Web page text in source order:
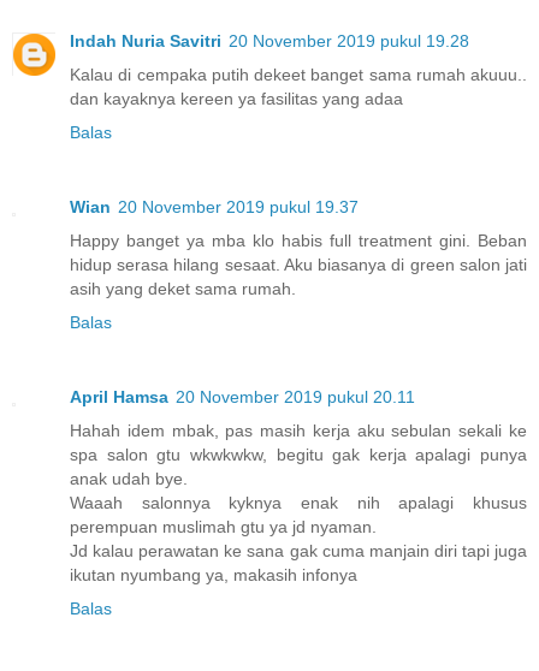
Indah Nuria Savitri 20 November 2019 pukul 19.28
Kalau di cempaka putih dekeet banget sama rumah akuuu..
dan kayaknya kereen ya fasilitas yang adaa
Balas
Wian 20 November 2019 pukul 19.37
Happy banget ya mba klo habis full treatment gini. Beban
hidup serasa hilang sesaat. Aku biasanya di green salon jati
asih yang deket sama rumah.
Balas
April Hamsa 20 November 2019 pukul 20.11
Hahah idem mbak, pas masih kerja aku sebulan sekali ke
spa salon gtu wkwkwkw, begitu gak kerja apalagi punya
anak udah bye.
Waaah salonnya kyknya enak nih apalagi khusus
perempuan muslimah gtu ya jd nyaman.
Jd kalau perawatan ke sana gak cuma manjain diri tapi juga
ikutan nyumbang ya, makasih infonya
Balas